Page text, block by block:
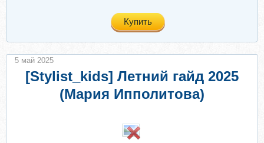
Купить
[Stylist_kids] Летний гайд 2025
(Мария Ипполитова)
5 май 2025